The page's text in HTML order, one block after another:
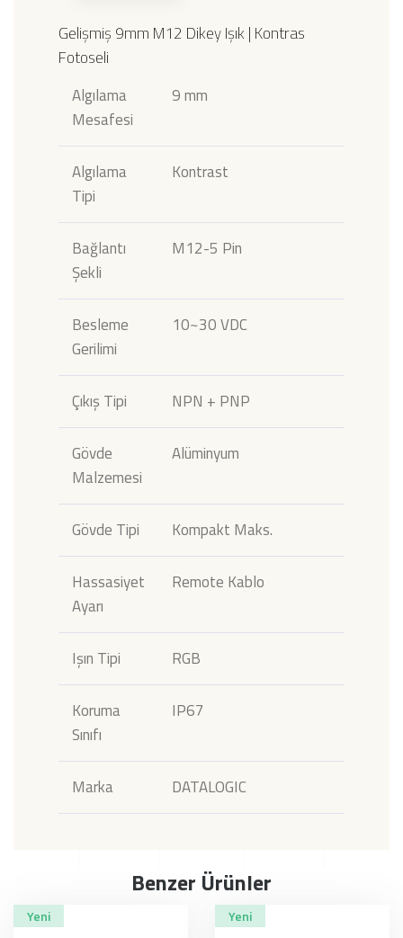
Gelişmiş 9mm M12 Dikey Işık | Kontras
Fotoseli
Algılama
Mesafesi
9 mm
Algılama
Tipi
Kontrast
Bağlantı
Şekli
M12-5 Pin
Besleme
Gerilimi
10~30 VDC
Çıkış Tipi NPN + PNP
Gövde
Malzemesi
Alüminyum
Gövde Tipi Kompakt Maks.
Hassasiyet
Ayarı
Remote Kablo
Işın Tipi RGB
Koruma
Sınıfı
IP67
Marka DATALOGIC
Benzer Ürünler
Yeni Yeni